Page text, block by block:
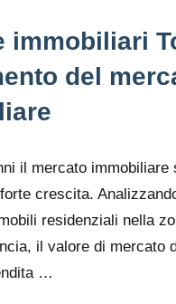
immobiliari
del
il mercato immobiliare
crescita.
residenziali nella
il valore di mercato
…